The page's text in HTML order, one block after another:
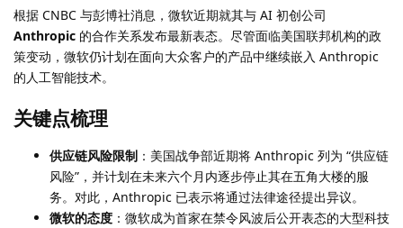
根据 CNBC 与彭博社消息，微软近期就其与 AI 初创公司
Anthropic 的合作关系发布最新表态。尽管面临美国联邦机构的政
策变动，微软仍计划在面向大众客户的产品中继续嵌入 Anthropic
的人工智能技术。
关键点梳理
供应链风险限制 ：美国战争部近期将 Anthropic 列为 “供应链
风险”，并计划在未来六个月内逐步停止其在五角大楼的服
务。对此，Anthropic 已表示将通过法律途径提出异议。
微软的态度 ：微软成为首家在禁令风波后公开表态的大型科技